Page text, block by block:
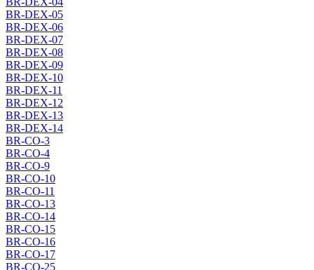
BR-DEX-05
BR-DEX-06
BR-DEX-07
BR-DEX-08
BR-DEX-09
BR-DEX-10
BR-DEX-11
BR-DEX-12
BR-DEX-13
BR-DEX-14
BR-CO-3
BR-CO-4
BR-CO-9
BR-CO-10
BR-CO-11
BR-CO-13
BR-CO-14
BR-CO-15
BR-CO-16
BR-CO-17
BR-CO-25